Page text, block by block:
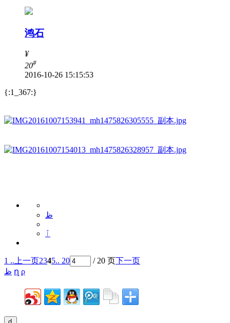
鸿石
¥
20#
2016-10-26 15:15:53
{:1_367:}
ظ
ٱ
1 .. 上一页2345.. 20 / 20 页下一页
ظ ղ ϼ